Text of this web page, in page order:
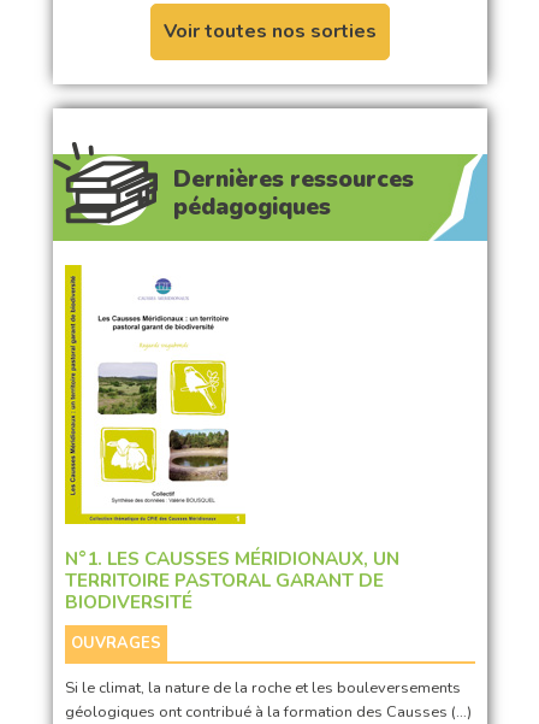
Voir toutes nos sorties
Dernières ressources
pédagogiques
N°1. LES CAUSSES MÉRIDIONAUX, UN
TERRITOIRE PASTORAL GARANT DE
BIODIVERSITÉ
OUVRAGES
Si le climat, la nature de la roche et les bouleversements
géologiques ont contribué à la formation des Causses (…)